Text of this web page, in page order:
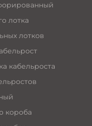
лотка
лотков
кабельроста
короба